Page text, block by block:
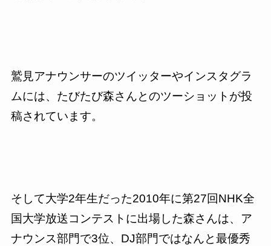
鷲見アナウンサーのツイッターやインスタグラ
ムには、たびたび森さんとのツーショットが投
稿されています。
そして大学2年生だった2010年に第27回NHK全
国大学放送コンテストに出場した森さんは、ア
ナウンス部門で3位、DJ部門ではなんと最優秀